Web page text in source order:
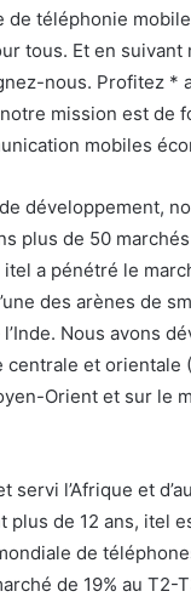
de téléphonie mobile
tous. Et en
nous. Profitez *
mission est de
mobiles
développement,
plus de 50
a pénétré le
des arènes de
Nous avons
centrale et orientale
Orient et sur le
servi l’Afrique et
plus de 12 ans, itel
de
de 19% au T2-